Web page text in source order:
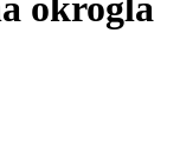
okrogla